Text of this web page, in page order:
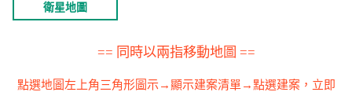
衛星地圖
== 同時以兩指移動地圖 ==
點選地圖左上角三角形圖示→顯示建案清單→點選建案，立即